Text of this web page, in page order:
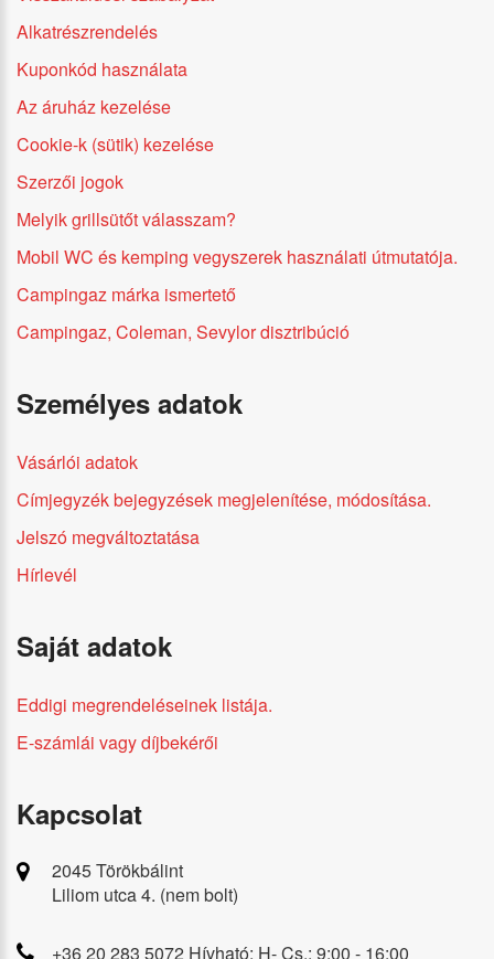
Alkatrészrendelés
Kuponkód használata
Az áruház kezelése
Cookie-k (sütik) kezelése
Szerzői jogok
Melyik grillsütőt válasszam?
Mobil WC és kemping vegyszerek használati útmutatója.
Campingaz márka ismertető
Campingaz, Coleman, Sevylor disztribúció
Személyes adatok
Vásárlói adatok
Címjegyzék bejegyzések megjelenítése, módosítása.
Jelszó megváltoztatása
Hírlevél
Saját adatok
Eddigi megrendeléseinek listája.
E-számlái vagy díjbekérői
Kapcsolat
2045 Törökbálint
Liliom utca 4. (nem bolt)
+36 20 283 5072 Hívható: H- Cs.: 9:00 - 16:00